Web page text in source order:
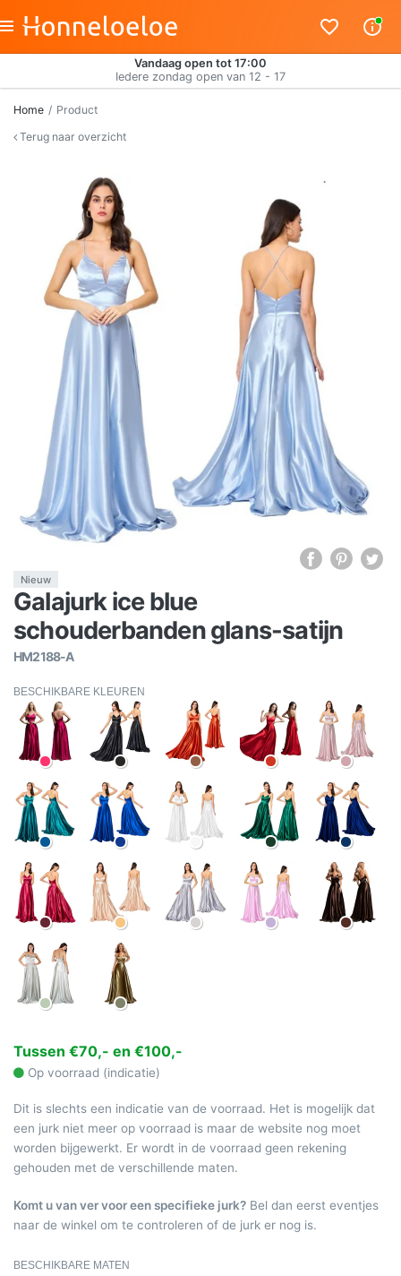
Vandaag open tot 17:00
Iedere zondag open van 12 - 17
Home
Product
Terug naar overzicht
Nieuw
Galajurk ice blue
schouderbanden glans-satijn
HM2188-A
BESCHIKBARE KLEUREN
Tussen €70,- en €100,-
Op voorraad (indicatie)
Dit is slechts een indicatie van de voorraad. Het is mogelijk dat
een jurk niet meer op voorraad is maar de website nog moet
worden bijgewerkt. Er wordt in de voorraad geen rekening
gehouden met de verschillende maten.
Komt u van ver voor een specifieke jurk? Bel dan eerst eventjes
naar de winkel om te controleren of de jurk er nog is.
BESCHIKBARE MATEN